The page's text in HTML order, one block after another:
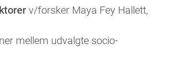
v/forsker Maya Fey Hallett,
mellem udvalgte socio-